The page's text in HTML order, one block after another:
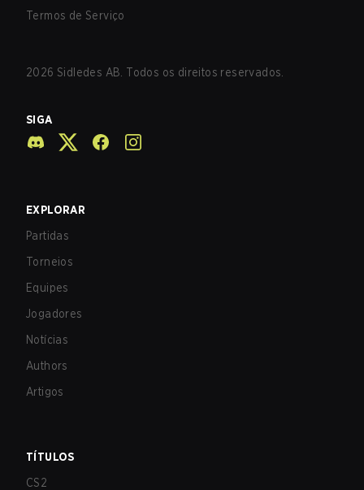
Termos de Serviço
2026 Sidledes AB. Todos os direitos reservados.
SIGA
EXPLORAR
Partidas
Torneios
Equipes
Jogadores
Notícias
Authors
Artigos
TÍTULOS
CS2